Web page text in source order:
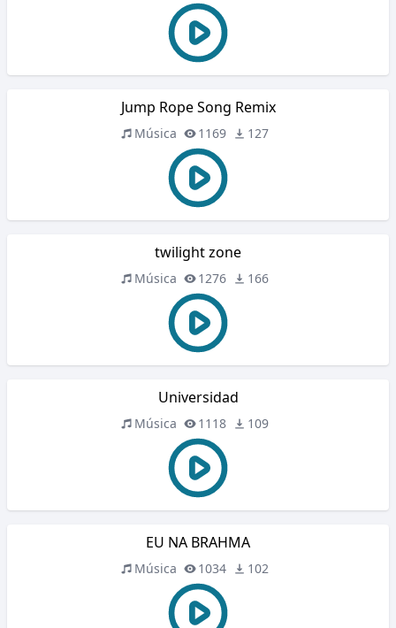
Jump Rope Song Remix
Música 1169 127
twilight zone
Música 1276 166
Universidad
Música 1118 109
EU NA BRAHMA
Música 1034 102